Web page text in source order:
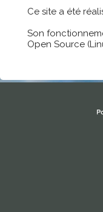
Ce site a été
Son
Open Source